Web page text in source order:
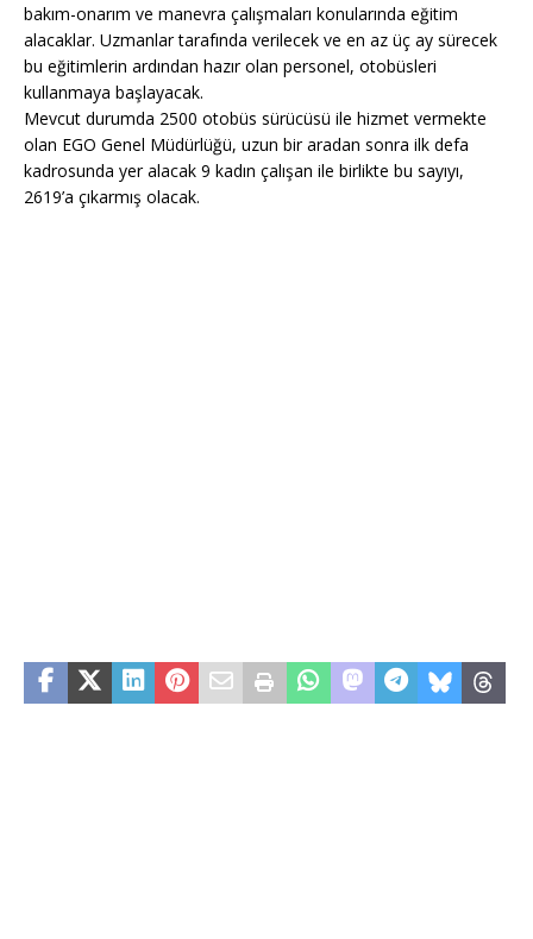
bakım-onarım ve manevra çalışmaları konularında eğitim
alacaklar. Uzmanlar tarafında verilecek ve en az üç ay sürecek
bu eğitimlerin ardından hazır olan personel, otobüsleri
kullanmaya başlayacak.
Mevcut durumda 2500 otobüs sürücüsü ile hizmet vermekte
olan EGO Genel Müdürlüğü, uzun bir aradan sonra ilk defa
kadrosunda yer alacak 9 kadın çalışan ile birlikte bu sayıyı,
2619’a çıkarmış olacak.